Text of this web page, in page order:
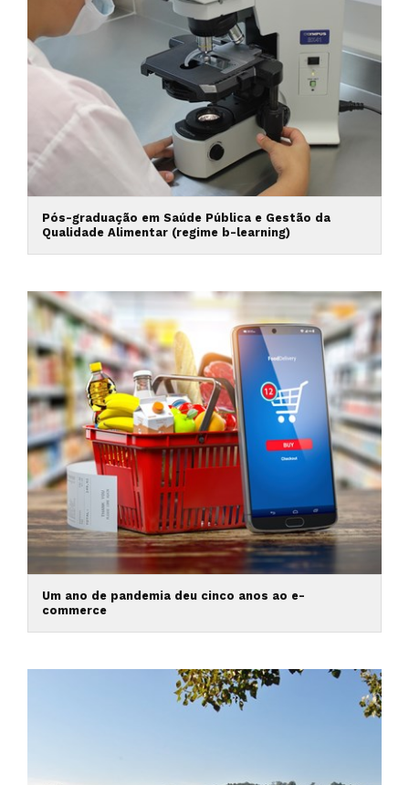
Pós-graduação em Saúde Pública e Gestão da
Qualidade Alimentar (regime b-learning)
Um ano de pandemia deu cinco anos ao e-
commerce